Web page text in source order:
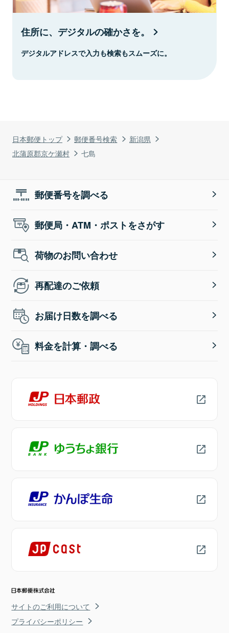
日本郵便トップ 郵便番号検索
新潟県
北蒲原郡京ケ瀬村
七島
住所に、デジタルの確かさを。
デジタルアドレスで入力も検索もスムーズに。
郵便番号を調べる
郵便局・ATM・ポストをさがす
荷物のお問い合わせ
再配達のご依頼
お届け日数を調べる
料金を計算・調べる
サイトのご利用について
プライバシーポリシー